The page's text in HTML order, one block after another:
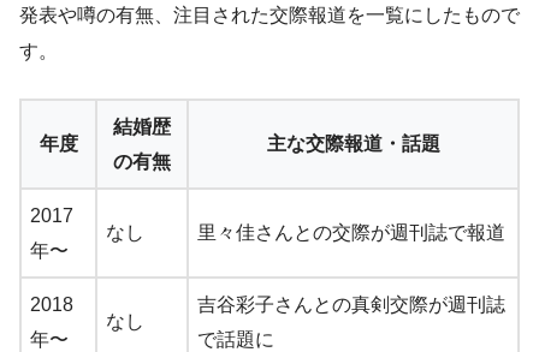
発表や噂の有無、注目された交際報道を一覧にしたもので
す。
年度
結婚歴
の有無
主な交際報道・話題
2017
年〜
なし 里々佳さんとの交際が週刊誌で報道
2018
年〜
なし
吉谷彩子さんとの真剣交際が週刊誌
で話題に